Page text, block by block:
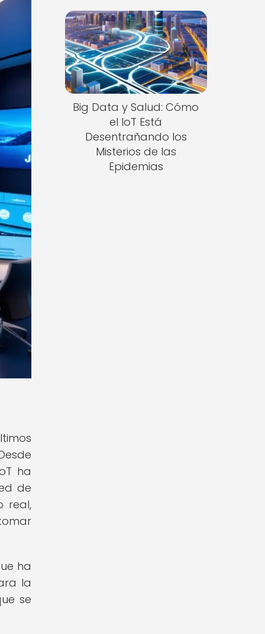
ha
de
real,
ha
la
se
Big Data y Salud: Cómo
el IoT Está
Desentrañando los
Misterios de las
Epidemias